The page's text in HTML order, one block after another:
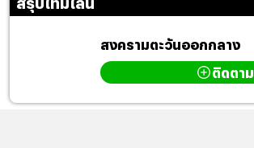
สงครามตะวันออกกลาง
ติดตาม